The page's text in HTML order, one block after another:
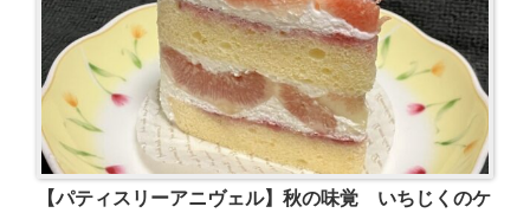
【パティスリーアニヴェル】秋の味覚 いちじくのケ